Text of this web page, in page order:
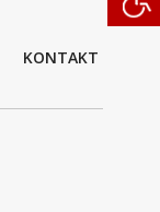
KONTAKT